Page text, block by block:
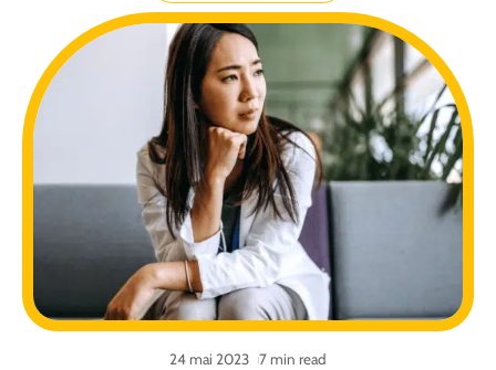
24 mai 2023 7 min read